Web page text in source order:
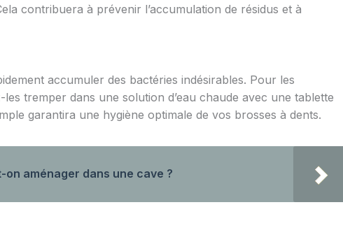
contribuera à prévenir l’accumulation de résidus et à
accumuler des bactéries indésirables. Pour les
tremper dans une solution d’eau chaude avec une tablette
garantira une hygiène optimale de vos brosses à dents.
on aménager dans une cave ?